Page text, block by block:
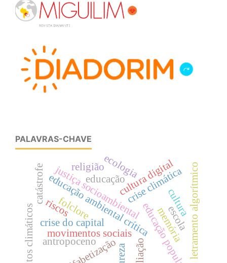
PALAVRAS-CHAVE
educação ambiental crítica
movimentos sociais
justiça socioambiental
educação popular
alfabetização
crise climáticaletramento algorítmico
cultura digital
crise do capital memória
educação
escola
ecologia
religião
antropoceno
catástrofe
efeitos climáticos folclore cultura
riscos